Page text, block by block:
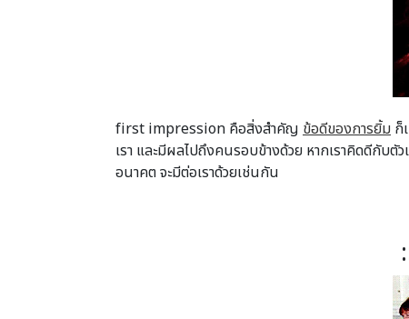
first impression คือสิ่งสำคัญ ข้อดีของการยิ้ม ก็
เรา และมีผลไปถึงคนรอบข้างด้วย หากเราคิดดีกั
อนาคต จะมีต่อเราด้วยเช่นกัน